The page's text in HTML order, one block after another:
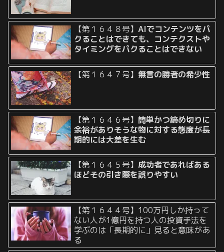
【第１６４８号】AIでコンテンツをパ
クることはできても、コンテクストや
タイミングをパクることはできない
【第１６４７号】 無言の勝者の希少性
【第１６４６号】簡単かつ締め切りに
余裕がありそうな物に対する態度が長
期的には大差を生む
【第１６４５号】成功者であればある
ほどその引き際を誤りやすい
【第１６４４号】100万円しか持って
ない人が1億円を持つ人の投資手法を
学ぶのは「長期的に」見ると意味があ
る